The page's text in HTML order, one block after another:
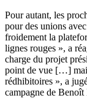
Pour autant, les
pour des unions
froidement la
lignes rouges », a
charge du projet
point de vue […]
rédhibitoires », a
campagne de Benoît